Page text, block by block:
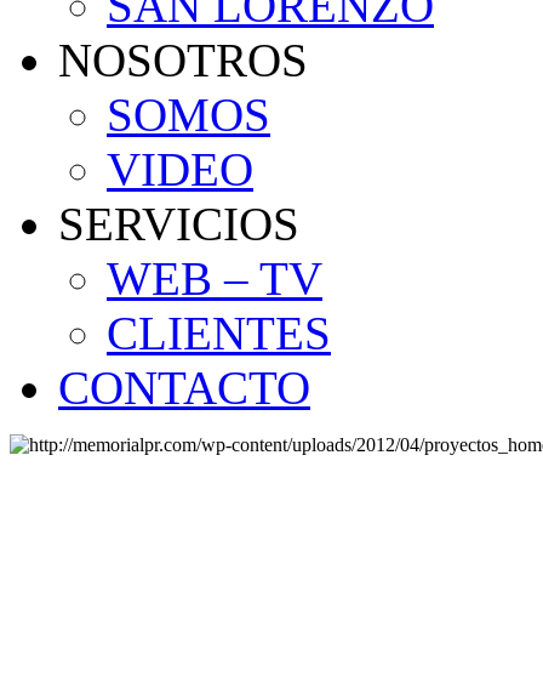
NOSOTROS
SOMOS
VIDEO
SERVICIOS
WEB – TV
CLIENTES
CONTACTO